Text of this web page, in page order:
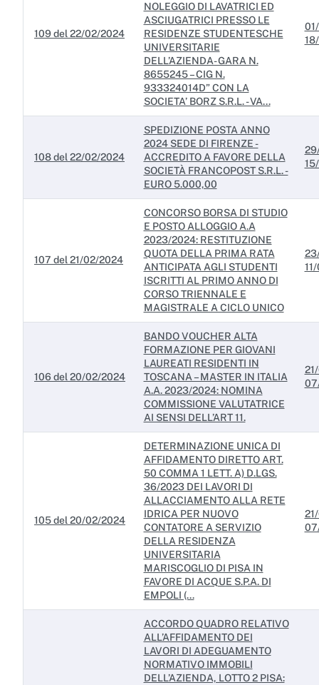
109 del 22/02/2024
NOLEGGIO DI LAVATRICI ED
ASCIUGATRICI PRESSO LE
RESIDENZE STUDENTESCHE
UNIVERSITARIE
DELL’AZIENDA- GARA N.
8655245 – CIG N.
933324014D” CON LA
SOCIETA’ BORZ S.R.L. - VA...
108 del 22/02/2024
SPEDIZIONE POSTA ANNO
2024 SEDE DI FIRENZE -
ACCREDITO A FAVORE DELLA
SOCIETÀ FRANCOPOST S.R.L. -
EURO 5.000,00
107 del 21/02/2024
CONCORSO BORSA DI STUDIO
E POSTO ALLOGGIO A.A
2023/2024: RESTITUZIONE
QUOTA DELLA PRIMA RATA
ANTICIPATA AGLI STUDENTI
ISCRITTI AL PRIMO ANNO DI
CORSO TRIENNALE E
MAGISTRALE A CICLO UNICO
106 del 20/02/2024
BANDO VOUCHER ALTA
FORMAZIONE PER GIOVANI
LAUREATI RESIDENTI IN
TOSCANA – MASTER IN ITALIA
A.A. 2023/2024: NOMINA
COMMISSIONE VALUTATRICE
AI SENSI DELL’ART 11.
105 del 20/02/2024
DETERMINAZIONE UNICA DI
AFFIDAMENTO DIRETTO ART.
50 COMMA 1 LETT. A) D.LGS.
36/2023 DEI LAVORI DI
ALLACCIAMENTO ALLA RETE
IDRICA PER NUOVO
CONTATORE A SERVIZIO
DELLA RESIDENZA
UNIVERSITARIA
MARISCOGLIO DI PISA IN
FAVORE DI ACQUE S.P.A. DI
EMPOLI (...
ACCORDO QUADRO RELATIVO
ALL’AFFIDAMENTO DEI
LAVORI DI ADEGUAMENTO
NORMATIVO IMMOBILI
DELL’AZIENDA, LOTTO 2 PISA: